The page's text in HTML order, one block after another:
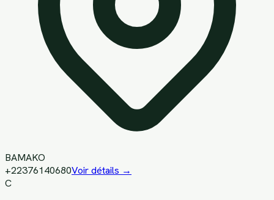
BAMAKO
+22376140680Voir détails →
C